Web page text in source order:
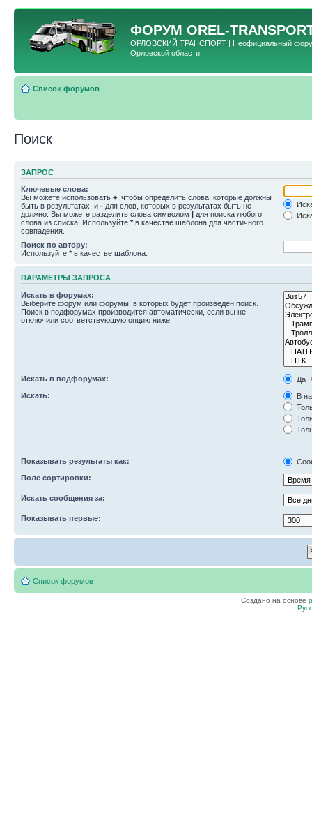
ФОРУМ OREL-
ОРЛОВСКИЙ ТРАНСПОРТ | Неофициальный форум
Орловской области
Список форумов
Поиск
ЗАПРОС
Ключевые слова:
Вы можете использовать + , чтобы определить слова, которые должны
быть в результатах, и - для слов, которых в результатах быть не
должно. Вы можете разделить слова символом | для поиска любого
слова из списка. Используйте * в качестве шаблона для частичного
совпадения.
Поиск по автору:
Используйте * в качестве шаблона.
ПАРАМЕТРЫ ЗАПРОСА
Искать в форумах:
Выберите форум или форумы, в которых будет произведён поиск.
Поиск в подфорумах производится автоматически, если вы не
отключили соответствующую опцию ниже.
Искать в подфорумах:
Да
Искать:
В
Показывать результаты как:
Поле сортировки:
Искать сообщения за:
Показывать первые:
Список форумов
Создано на основе